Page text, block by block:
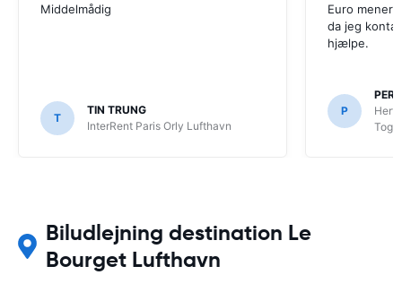
Middelmådig
T
TIN TRUNG
InterRent Paris Orly Lufthavn
Euro mener
da jeg
hjælpe.
P
PER
Biludlejning destination Le
Bourget Lufthavn